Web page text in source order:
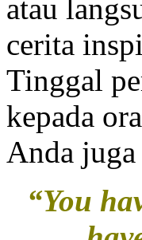
atau
cerita
Tinggal
kepada
Anda
“You